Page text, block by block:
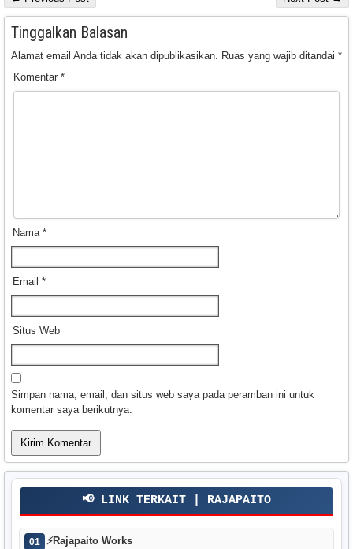
Tinggalkan Balasan
Alamat email Anda tidak akan dipublikasikan. Ruas yang wajib ditandai *
Komentar *
Nama *
Email *
Situs Web
Simpan nama, email, dan situs web saya pada peramban ini untuk
komentar saya berikutnya.
📢 LINK TERKAIT | RAJAPAITO
01 ⚡Rajapaito Works